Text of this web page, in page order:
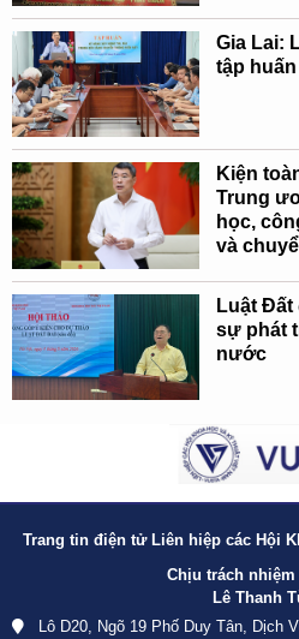
Gia Lai:
tập
Kiện
Trung
học,
và
Luật
sự phát
nước
Trang tin điện tử Liên hiệp các Hội
Chịu trách
Lê Thanh
Lô D20, Ngõ 19 Phố Duy Tân, Dịch